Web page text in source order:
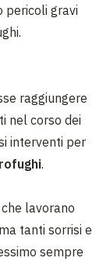
pericoli gravi
raggiungere
nel corso dei
interventi per
.
lavorano
tanti sorrisi e
sempre